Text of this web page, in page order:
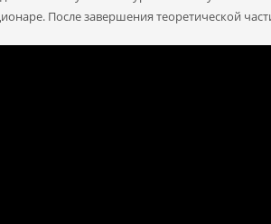
После завершения теоретической